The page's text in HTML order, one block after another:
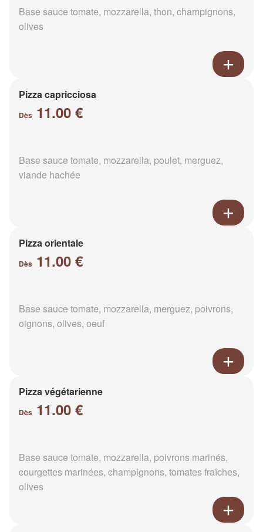
Base sauce tomate, mozzarella, thon, champignons,
olives
Pizza capricciosa
Dès 11.00 €
Base sauce tomate, mozzarella, poulet, merguez,
viande hachée
Pizza orientale
Dès 11.00 €
Base sauce tomate, mozzarella, merguez, poivrons,
oignons, olives, oeuf
Pizza végétarienne
Dès 11.00 €
Base sauce tomate, mozzarella, poivrons marinés,
courgettes marinées, champignons, tomates fraîches,
olives